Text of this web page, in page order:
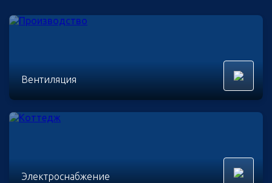
Вентиляция
Электроснабжение